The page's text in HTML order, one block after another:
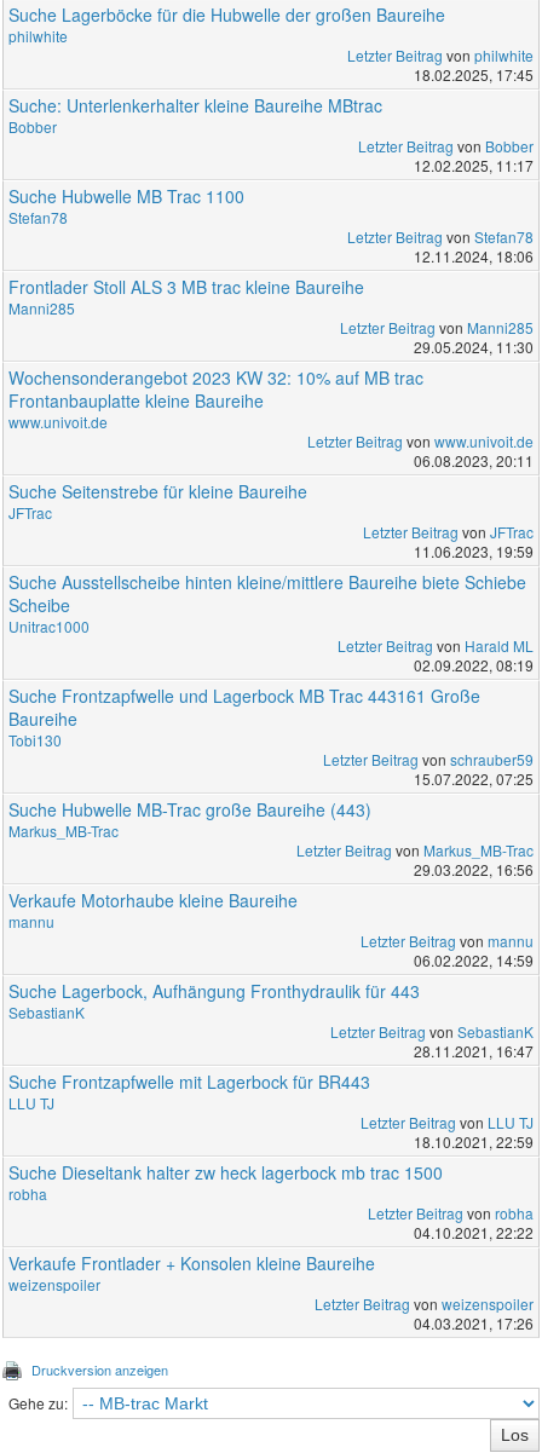
Suche Lagerböcke für die Hubwelle der großen Baureihe
philwhite
Letzter Beitrag von philwhite
18.02.2025, 17:45
Suche: Unterlenkerhalter kleine Baureihe MBtrac
Bobber
Letzter Beitrag von Bobber
12.02.2025, 11:17
Suche Hubwelle MB Trac 1100
Stefan78
Letzter Beitrag von Stefan78
12.11.2024, 18:06
Frontlader Stoll ALS 3 MB trac kleine Baureihe
Manni285
Letzter Beitrag von Manni285
29.05.2024, 11:30
Wochensonderangebot 2023 KW 32: 10% auf MB trac
Frontanbauplatte kleine Baureihe
www.univoit.de
Letzter Beitrag von www.univoit.de
06.08.2023, 20:11
Suche Seitenstrebe für kleine Baureihe
JFTrac
Letzter Beitrag von JFTrac
11.06.2023, 19:59
Suche Ausstellscheibe hinten kleine/mittlere Baureihe biete Schiebe
Scheibe
Unitrac1000
Letzter Beitrag von Harald ML
02.09.2022, 08:19
Suche Frontzapfwelle und Lagerbock MB Trac 443161 Große
Baureihe
Tobi130
Letzter Beitrag von schrauber59
15.07.2022, 07:25
Suche Hubwelle MB-Trac große Baureihe (443)
Markus_MB-Trac
Letzter Beitrag von Markus_MB-Trac
29.03.2022, 16:56
Verkaufe Motorhaube kleine Baureihe
mannu
Letzter Beitrag von mannu
06.02.2022, 14:59
Suche Lagerbock, Aufhängung Fronthydraulik für 443
SebastianK
Letzter Beitrag von SebastianK
28.11.2021, 16:47
Suche Frontzapfwelle mit Lagerbock für BR443
LLU TJ
Letzter Beitrag von LLU TJ
18.10.2021, 22:59
Suche Dieseltank halter zw heck lagerbock mb trac 1500
robha
Letzter Beitrag von robha
04.10.2021, 22:22
Verkaufe Frontlader + Konsolen kleine Baureihe
weizenspoiler
Letzter Beitrag von weizenspoiler
04.03.2021, 17:26
Druckversion anzeigen
Gehe zu: